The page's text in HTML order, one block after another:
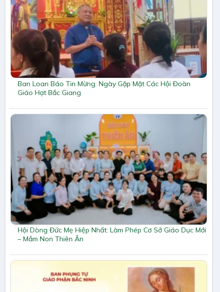
Ban Loan Báo Tin Mừng: Ngày Gặp Mặt Các Hội Đoàn
Giáo Hạt Bắc Giang
Hội Dòng Đức Mẹ Hiệp Nhất: Làm Phép Cơ Sở Giáo Dục Mới
– Mầm Non Thiên Ân